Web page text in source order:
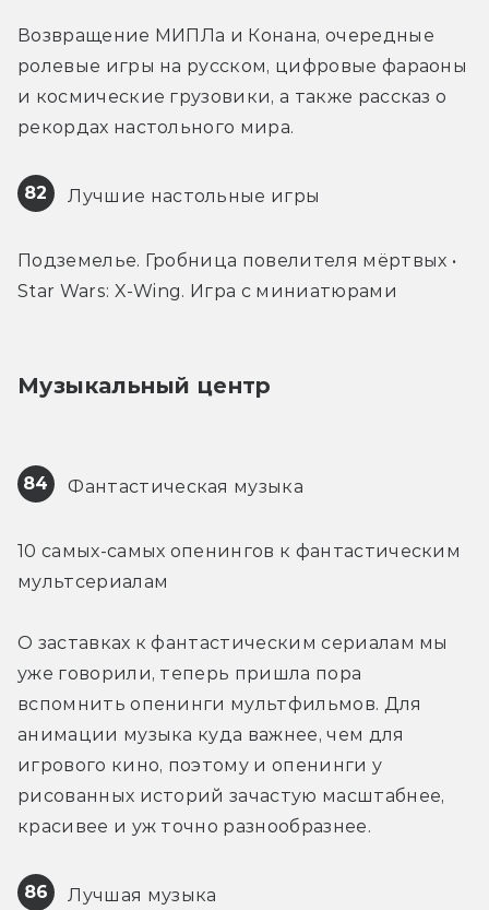
Возвращение МИПЛа и Конана, очередные
ролевые игры на русском, цифровые фараоны
и космические грузовики, а также рассказ о
рекордах настольного мира.
82 Лучшие настольные игры
Подземелье. Гробница повелителя мёртвых •
Star Wars: X-Wing. Игра с миниатюрами
Музыкальный центр
84 Фантастическая музыка
10 самых-самых опенингов к фантастическим
мультсериалам
О заставках к фантастическим сериалам мы
уже говорили, теперь пришла пора
вспомнить опенинги мультфильмов. Для
анимации музыка куда важнее, чем для
игрового кино, поэтому и опенинги у
рисованных историй зачастую масштабнее,
красивее и уж точно разнообразнее.
86 Лучшая музыка